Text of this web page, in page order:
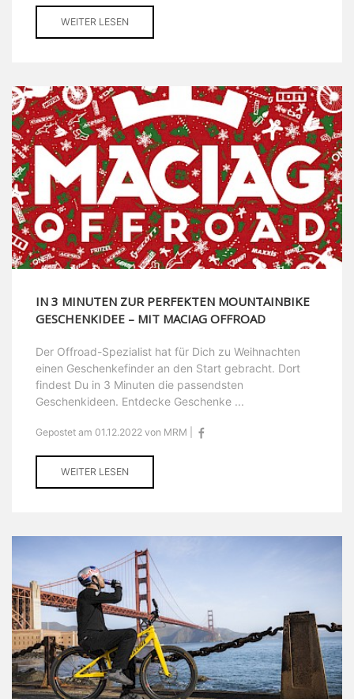
WEITER LESEN
IN 3 MINUTEN ZUR PERFEKTEN MOUNTAINBIKE
GESCHENKIDEE – MIT MACIAG OFFROAD
Der Offroad-Spezialist hat für Dich zu Weihnachten
einen Geschenkefinder an den Start gebracht. Dort
findest Du in 3 Minuten die passendsten
Geschenkideen. Entdecke Geschenke ...
Gepostet am 01.12.2022 von MRM |
WEITER LESEN